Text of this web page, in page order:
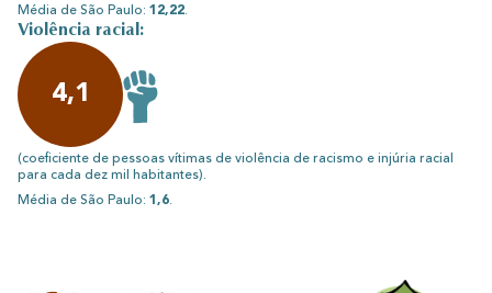
Média de São Paulo: 12,22.
Violência racial:
4,1
(coeficiente de pessoas vítimas de violência de racismo e injúria racial
para cada dez mil habitantes).
Média de São Paulo: 1,6.